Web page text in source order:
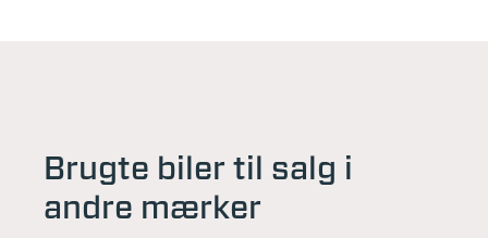
Brugte biler til salg i
andre mærker